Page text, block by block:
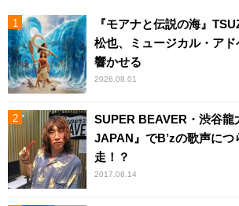
『モアナと伝説の海』
松也、ミュージカル・ア
響かせる
2026.08.01
SUPER BEAVER・渋谷龍
JAPAN』でB’zの歌声につ
走！？
2017.08.14